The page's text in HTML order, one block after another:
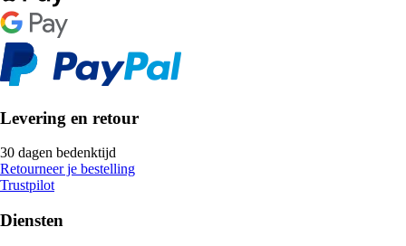
Levering en retour
30 dagen bedenktijd
Retourneer je bestelling
Trustpilot
Diensten